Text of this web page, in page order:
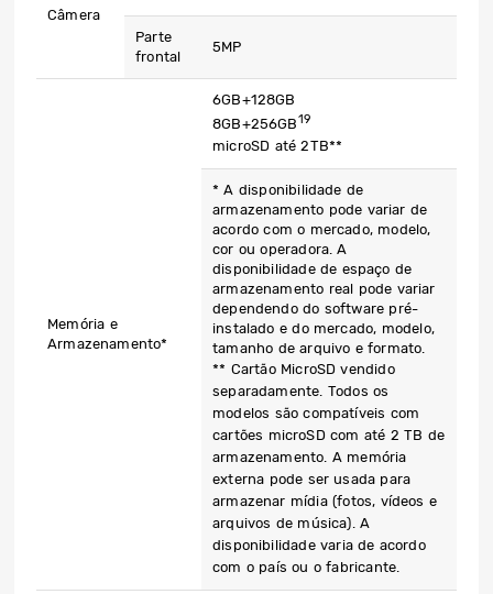
Câmera
Parte
frontal
5MP
Memória e
Armazenamento*
6GB+128GB
8GB+256GB19
microSD até 2TB**
* A disponibilidade de
armazenamento pode variar de
acordo com o mercado, modelo,
cor ou operadora. A
disponibilidade de espaço de
armazenamento real pode variar
dependendo do software pré-
instalado e do mercado, modelo,
tamanho de arquivo e formato.
** Cartão MicroSD vendido
separadamente. Todos os
modelos são compatíveis com
cartões microSD com até 2 TB de
armazenamento. A memória
externa pode ser usada para
armazenar mídia (fotos, vídeos e
arquivos de música). A
disponibilidade varia de acordo
com o país ou o fabricante.